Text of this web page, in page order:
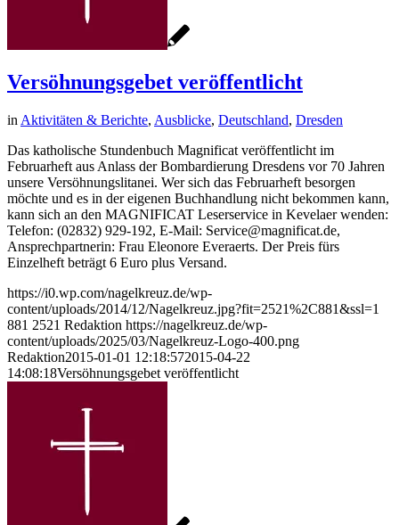
Versöhnungsgebet veröffentlicht
in Aktivitäten & Berichte, Ausblicke, Deutschland, Dresden
Das katholische Stundenbuch Magnificat veröffentlicht im
Februarheft aus Anlass der Bombardierung Dresdens vor 70 Jahren
unsere Versöhnungslitanei. Wer sich das Februarheft besorgen
möchte und es in der eigenen Buchhandlung nicht bekommen kann,
kann sich an den MAGNIFICAT Leserservice in Kevelaer wenden:
Telefon: (02832) 929-192, E-Mail: Service@magnificat.de,
Ansprechpartnerin: Frau Eleonore Everaerts. Der Preis fürs
Einzelheft beträgt 6 Euro plus Versand.
https://i0.wp.com/nagelkreuz.de/wp-
content/uploads/2014/12/Nagelkreuz.jpg?fit=2521%2C881&ssl=1
881 2521 Redaktion https://nagelkreuz.de/wp-
content/uploads/2025/03/Nagelkreuz-Logo-400.png
Redaktion2015-01-01 12:18:572015-04-22
14:08:18Versöhnungsgebet veröffentlicht